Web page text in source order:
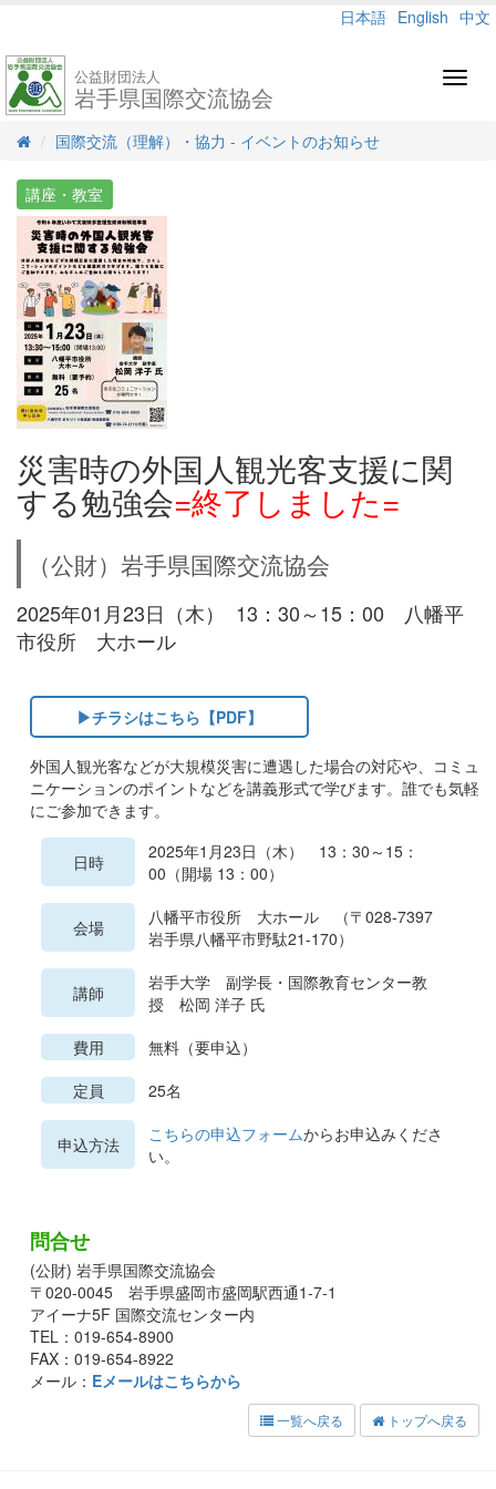
日本語 English 中文
公益財団法人
岩手県国際交流協会
国際交流（理解）・協力 - イベントのお知らせ
講座・教室
災害時の外国人観光客支援に関
する勉強会=終了しました=
（公財）岩手県国際交流協会
2025年01月23日（木） 13：30～15：00 八幡平
市役所 大ホール
▶チラシはこちら【PDF】
外国人観光客などが大規模災害に遭遇した場合の対応や、コミュ
ニケーションのポイントなどを講義形式で学びます。誰でも気軽
にご参加できます。
日時
2025年1月23日（木） 13：30～15：
00（開場 13：00）
会場
八幡平市役所 大ホール （〒028-7397
岩手県八幡平市野駄21-170）
講師
岩手大学 副学長・国際教育センター教
授 松岡 洋子 氏
費用
無料（要申込）
定員
25名
申込方法 こちらの申込フォームからお申込みくださ
い。
問合せ
(公財) 岩手県国際交流協会
〒020-0045 岩手県盛岡市盛岡駅西通1-7-1
アイーナ5F 国際交流センター内
TEL：019-654-8900
FAX：019-654-8922
メール： Eメールはこちらから
一覧へ戻る トップへ戻る